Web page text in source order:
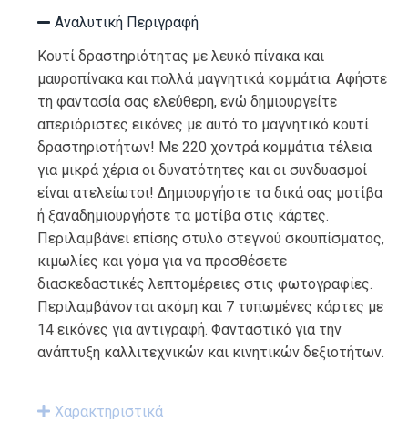
Αναλυτική Περιγραφή
Κουτί δραστηριότητας με λευκό πίνακα και
μαυροπίνακα και πολλά μαγνητικά κομμάτια. Αφήστε
τη φαντασία σας ελεύθερη, ενώ δημιουργείτε
απεριόριστες εικόνες με αυτό το μαγνητικό κουτί
δραστηριοτήτων! Με 220 χοντρά κομμάτια τέλεια
για μικρά χέρια οι δυνατότητες και οι συνδυασμοί
είναι ατελείωτοι! Δημιουργήστε τα δικά σας μοτίβα
ή ξαναδημιουργήστε τα μοτίβα στις κάρτες.
Περιλαμβάνει επίσης στυλό στεγνού σκουπίσματος,
κιμωλίες και γόμα για να προσθέσετε
διασκεδαστικές λεπτομέρειες στις φωτογραφίες.
Περιλαμβάνονται ακόμη και 7 τυπωμένες κάρτες με
14 εικόνες για αντιγραφή. Φανταστικό για την
ανάπτυξη καλλιτεχνικών και κινητικών δεξιοτήτων.
Χαρακτηριστικά